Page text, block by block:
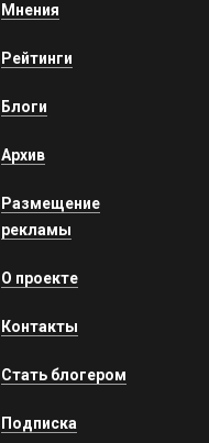
Мнения
Рейтинги
Блоги
Архив
Размещение
рекламы
О проекте
Контакты
Стать блогером
Подписка